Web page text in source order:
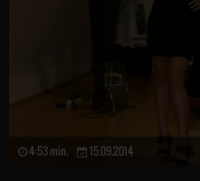
4:53 min. 15.09.2014